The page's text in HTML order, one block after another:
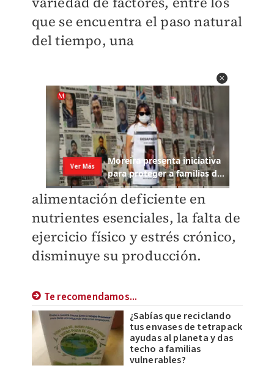
que se encuentra el paso natural
del tiempo, una
alimentación deficiente en
nutrientes esenciales, la falta de
ejercicio físico y estrés crónico,
disminuye su producción.
Te recomendamos...
¿Sabías que reciclando
tus envases de tetrapack
ayudas al planeta y das
techo a familias
vulnerables?